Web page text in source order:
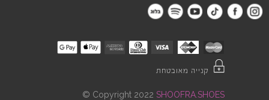
קנייה מאובטחת
Copyright 2022 SHOOFRA.SHOES
©